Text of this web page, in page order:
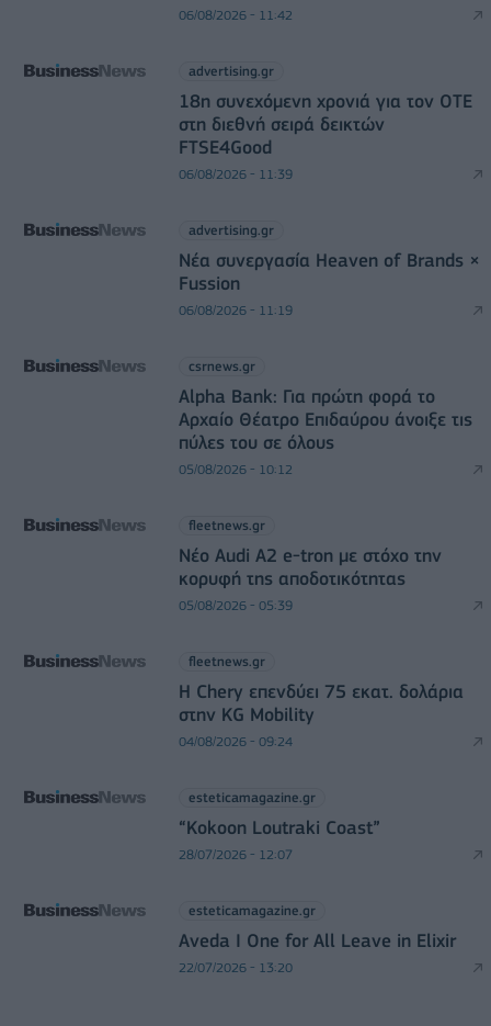
06/08/2026 - 11:42
advertising.gr
18η συνεχόμενη χρονιά για τον ΟΤΕ
στη διεθνή σειρά δεικτών
FTSE4Good
06/08/2026 - 11:39
advertising.gr
Νέα συνεργασία Heaven of Brands ×
Fussion
06/08/2026 - 11:19
csrnews.gr
Alpha Bank: Για πρώτη φορά το
Αρχαίο Θέατρο Επιδαύρου άνοιξε τις
πύλες του σε όλους
05/08/2026 - 10:12
fleetnews.gr
Νέο Audi A2 e-tron με στόχο την
κορυφή της αποδοτικότητας
05/08/2026 - 05:39
fleetnews.gr
Η Chery επενδύει 75 εκατ. δολάρια
στην KG Mobility
04/08/2026 - 09:24
esteticamagazine.gr
“Kokoon Loutraki Coast”
28/07/2026 - 12:07
esteticamagazine.gr
Aveda I One for All Leave in Elixir
22/07/2026 - 13:20